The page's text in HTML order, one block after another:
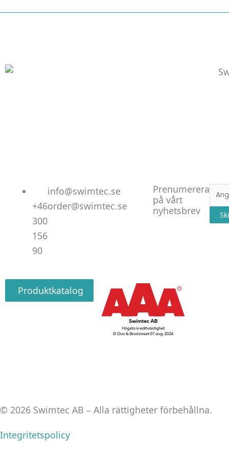
+46
300
156
90
info@swimtec.se
order@swimtec.se
Prenumerera
på vårt
nyhetsbrev
E-
post
Produktkatalog
© 2026 Swimtec AB – Alla rättigheter förbehållna.
Integritetspolicy